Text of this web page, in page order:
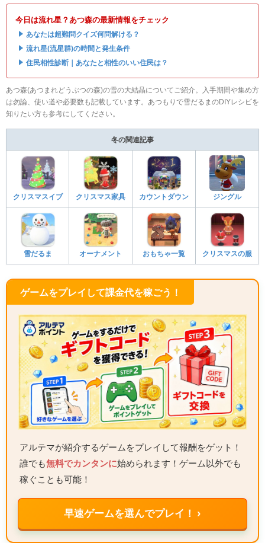
今日は流れ星？あつ森の最新情報をチェック
・ あなたは超難問クイズ何問解ける？
・ 流れ星(流星群)の時間と発生条件
・ 住民相性診断｜あなたと相性のいい住民は？
あつ森(あつまれどうぶつの森)の雪の大結晶についてご紹介。入手期間や集め方
は勿論、使い道や必要数も記載しています。あつもりで雪だるまのDIYレシピを
知りたい方も参考にしてください。
冬の関連記事
クリスマスイブ クリスマス家具 カウントダウン ジングル
雪だるま オーナメント おもちゃ一覧 クリスマスの服
ゲームをプレイして課金代を稼ごう！
アルテマが紹介するゲームをプレイして報酬をゲット！
誰でも無料でカンタンに始められます！ゲーム以外でも
稼ぐことも可能！
早速ゲームを選んでプレイ！ ›